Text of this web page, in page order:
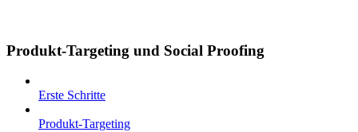
Produkt-Targeting und Social Proofing
Erste Schritte
Produkt-Targeting